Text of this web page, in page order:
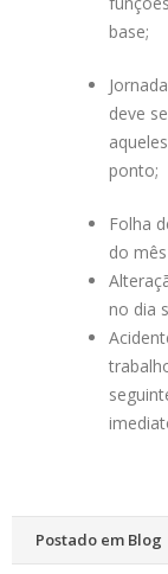
base;
deve
ponto;
Folha
do
no dia
Postado em Blog